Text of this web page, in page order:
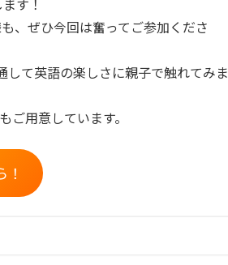
、ぜひ今回は奮ってご参加くださ
て英語の楽しさに親子で触れてみま
もご用意しています。